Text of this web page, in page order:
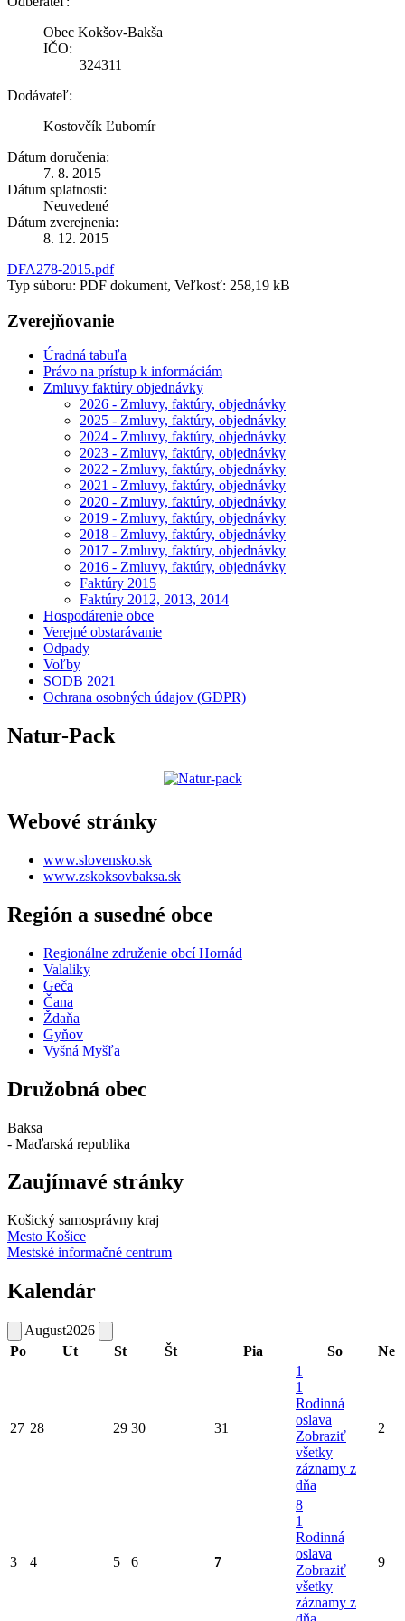
Obec Kokšov-Bakša
IČO:
324311
Dodávateľ:
Kostovčík Ľubomír
Dátum doručenia:
7. 8. 2015
Dátum splatnosti:
Neuvedené
Dátum zverejnenia:
8. 12. 2015
DFA278-2015.pdf
Typ súboru: PDF dokument, Veľkosť: 258,19 kB
Zverejňovanie
Úradná tabuľa
Právo na prístup k informáciám
Zmluvy faktúry objednávky
2026 - Zmluvy, faktúry, objednávky
2025 - Zmluvy, faktúry, objednávky
2024 - Zmluvy, faktúry, objednávky
2023 - Zmluvy, faktúry, objednávky
2022 - Zmluvy, faktúry, objednávky
2021 - Zmluvy, faktúry, objednávky
2020 - Zmluvy, faktúry, objednávky
2019 - Zmluvy, faktúry, objednávky
2018 - Zmluvy, faktúry, objednávky
2017 - Zmluvy, faktúry, objednávky
2016 - Zmluvy, faktúry, objednávky
Faktúry 2015
Faktúry 2012, 2013, 2014
Hospodárenie obce
Verejné obstarávanie
Odpady
Voľby
SODB 2021
Ochrana osobných údajov (GDPR)
Natur-Pack
Webové stránky
www.slovensko.sk
www.zskoksovbaksa.sk
Región a susedné obce
Regionálne združenie obcí Hornád
Valaliky
Geča
Čana
Ždaňa
Gyňov
Vyšná Myšľa
Družobná obec
Baksa
- Maďarská republika
Zaujímavé stránky
Košický samosprávny kraj
Mesto Košice
Mestské informačné centrum
Kalendár
August2026
Po
Ut St Št Pia So Ne
27 28 29 30 31
1
1
Rodinná
oslava
Zobraziť
všetky
záznamy z
dňa
2
3 4 5 6 7
8
1
Rodinná
oslava
Zobraziť
všetky
záznamy z
9